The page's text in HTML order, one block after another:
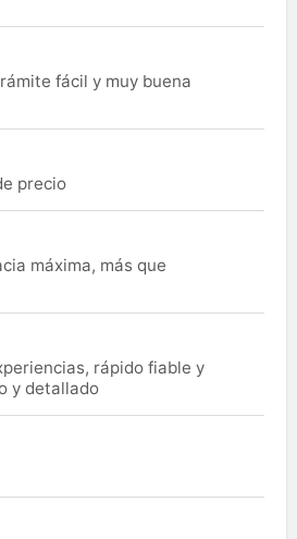
fácil y muy buena
precio
máxima, más que
rápido fiable y
y detallado